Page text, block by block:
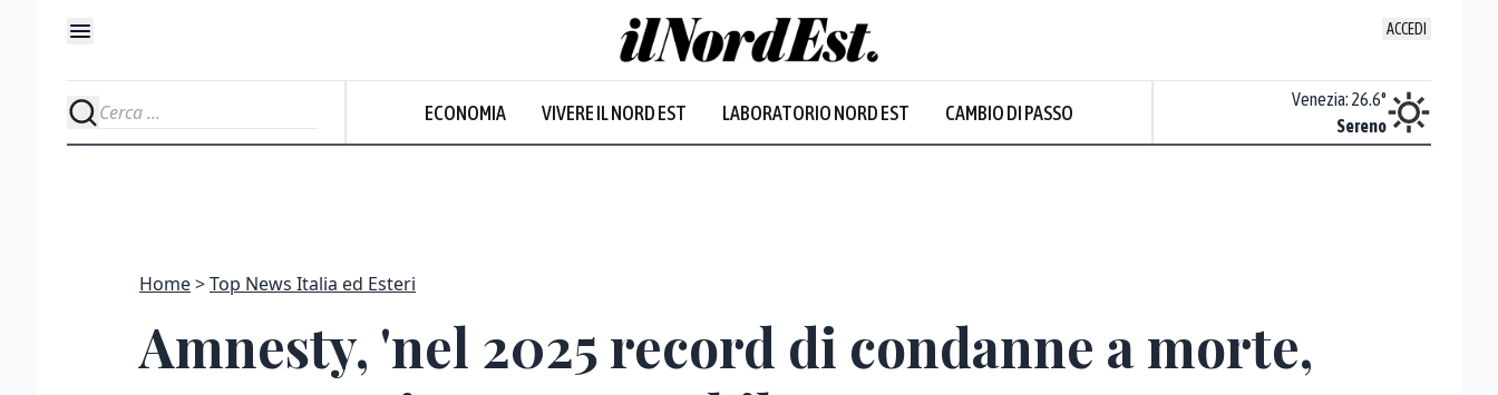
ACCEDI
ECONOMIA VIVERE IL NORD EST LABORATORIO NORD EST CAMBIO DI PASSO
Sereno
Venezia: 26.6°
Sereno
Home Top News Italia ed Esteri
Amnesty, 'nel 2025 record di condanne a morte,